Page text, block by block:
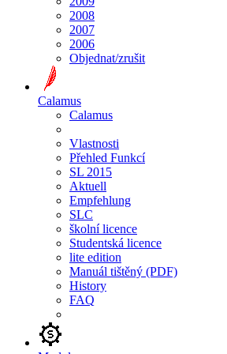
2008
2007
2006
Objednat/zrušit
Calamus
Calamus
Vlastnosti
Přehled Funkcí
SL 2015
Aktuell
Empfehlung
SLC
školní licence
Studentská licence
lite edition
Manuál tištěný (PDF)
History
FAQ